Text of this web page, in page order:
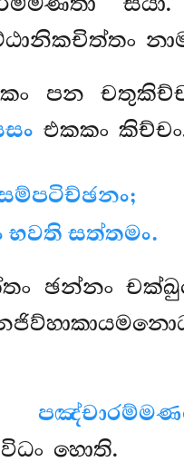
පන
එකකං
සත්තමං.
ඡන්නං
හොති.